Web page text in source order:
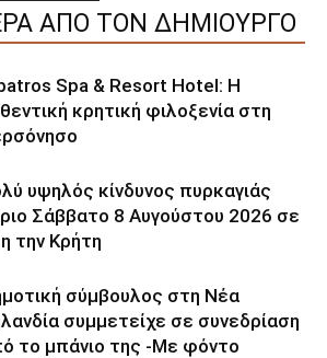
ΑΠΟ ΤΟΝ ΔΗΜΙΟΥΡΓΟ
Spa & Resort Hotel: Η
κρητική φιλοξενία στη
υψηλός κίνδυνος πυρκαγιάς
Σάββατο 8 Αυγούστου 2026 σε
την Κρήτη
σύμβουλος στη Νέα
συμμετείχε σε συνεδρίαση
το μπάνιο της -Με φόντο